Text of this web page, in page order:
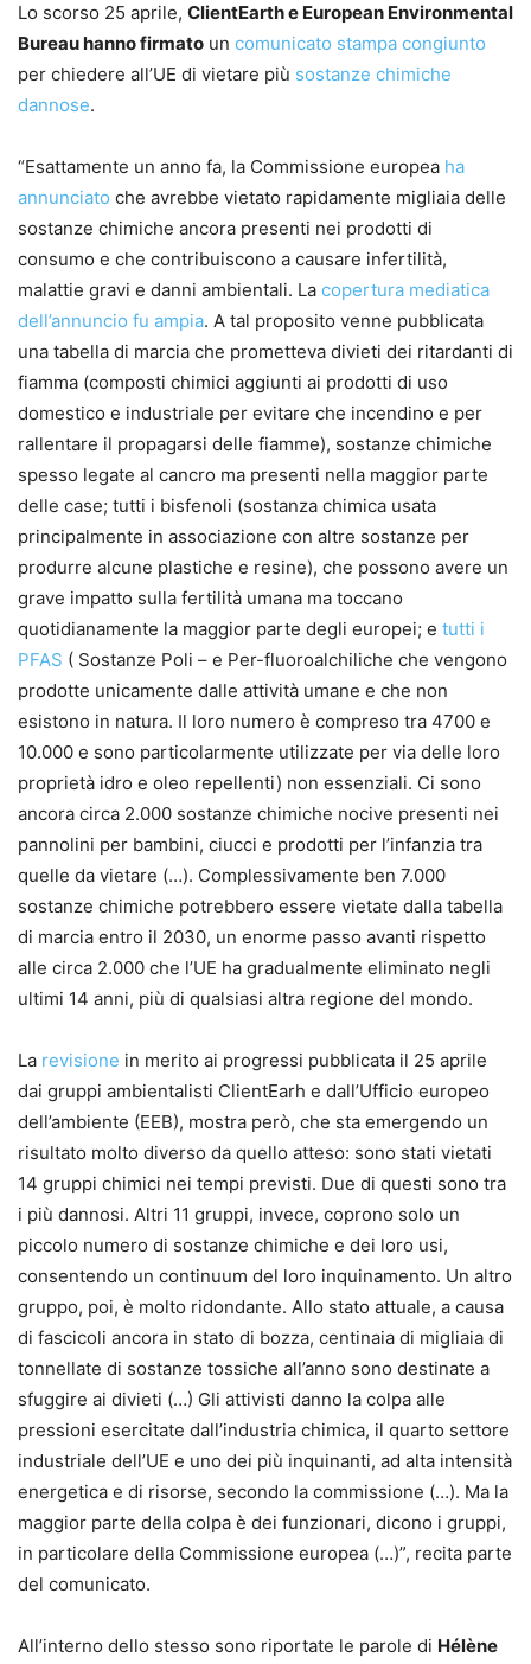
Lo scorso 25 aprile, ClientEarth e European Environmental
Bureau hanno firmato un comunicato stampa congiunto
per chiedere all’UE di vietare più sostanze chimiche
dannose.
“Esattamente un anno fa, la Commissione europea ha
annunciato che avrebbe vietato rapidamente migliaia delle
sostanze chimiche ancora presenti nei prodotti di
consumo e che contribuiscono a causare infertilità,
malattie gravi e danni ambientali. La copertura mediatica
dell’annuncio fu ampia. A tal proposito venne pubblicata
una tabella di marcia che prometteva divieti dei ritardanti di
fiamma (composti chimici aggiunti ai prodotti di uso
domestico e industriale per evitare che incendino e per
rallentare il propagarsi delle fiamme), sostanze chimiche
spesso legate al cancro ma presenti nella maggior parte
delle case; tutti i bisfenoli (sostanza chimica usata
principalmente in associazione con altre sostanze per
produrre alcune plastiche e resine), che possono avere un
grave impatto sulla fertilità umana ma toccano
quotidianamente la maggior parte degli europei; e tutti i
PFAS ( Sostanze Poli – e Per-fluoroalchiliche che vengono
prodotte unicamente dalle attività umane e che non
esistono in natura. Il loro numero è compreso tra 4700 e
10.000 e sono particolarmente utilizzate per via delle loro
proprietà idro e oleo repellenti) non essenziali. Ci sono
ancora circa 2.000 sostanze chimiche nocive presenti nei
pannolini per bambini, ciucci e prodotti per l’infanzia tra
quelle da vietare (…). Complessivamente ben 7.000
sostanze chimiche potrebbero essere vietate dalla tabella
di marcia entro il 2030, un enorme passo avanti rispetto
alle circa 2.000 che l’UE ha gradualmente eliminato negli
ultimi 14 anni, più di qualsiasi altra regione del mondo.
La revisione in merito ai progressi pubblicata il 25 aprile
dai gruppi ambientalisti ClientEarh e dall’Ufficio europeo
dell’ambiente (EEB), mostra però, che sta emergendo un
risultato molto diverso da quello atteso: sono stati vietati
14 gruppi chimici nei tempi previsti. Due di questi sono tra
i più dannosi. Altri 11 gruppi, invece, coprono solo un
piccolo numero di sostanze chimiche e dei loro usi,
consentendo un continuum del loro inquinamento. Un altro
gruppo, poi, è molto ridondante. Allo stato attuale, a causa
di fascicoli ancora in stato di bozza, centinaia di migliaia di
tonnellate di sostanze tossiche all’anno sono destinate a
sfuggire ai divieti (…) Gli attivisti danno la colpa alle
pressioni esercitate dall’industria chimica, il quarto settore
industriale dell’UE e uno dei più inquinanti, ad alta intensità
energetica e di risorse, secondo la commissione (…). Ma la
maggior parte della colpa è dei funzionari, dicono i gruppi,
in particolare della Commissione europea (…)”, recita parte
del comunicato.
All’interno dello stesso sono riportate le parole di Hélène